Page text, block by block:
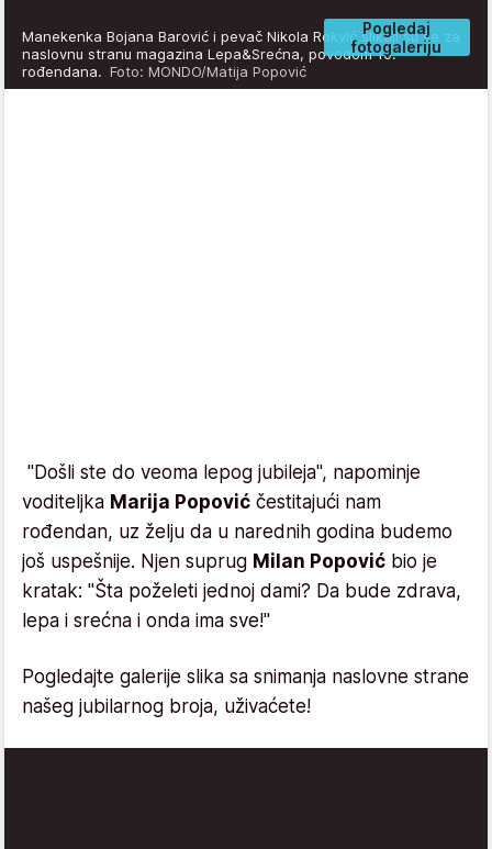
Pogledaj
fotogaleriju
Manekenka Bojana Barović i pevač Nikola Rokvić slikali su se za
naslovnu stranu magazina Lepa&Srećna, povodom 10.
rođendana. Foto: MONDO/Matija Popović
"Došli ste do veoma lepog jubileja", napominje
voditeljka Marija Popović čestitajući nam
rođendan, uz želju da u narednih godina budemo
još uspešnije. Njen suprug Milan Popović bio je
kratak: "Šta poželeti jednoj dami? Da bude zdrava,
lepa i srećna i onda ima sve!"
Pogledajte galerije slika sa snimanja naslovne strane
našeg jubilarnog broja, uživaćete!